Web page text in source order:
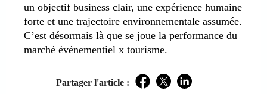
un objectif business clair, une expérience humaine
forte et une trajectoire environnementale assumée.
C’est désormais là que se joue la performance du
marché événementiel x tourisme.
Partager l'article : Facebook
TwitterLinkedIn